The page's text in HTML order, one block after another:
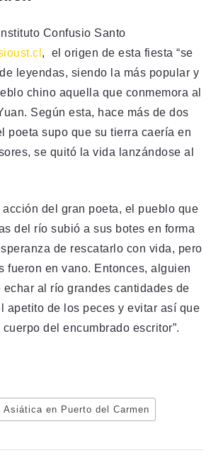
Confusio Santo
, el origen de esta fiesta “se
leyendas, siendo la más popular y
chino aquella que conmemora al
Según esta, hace más de dos
poeta supo que su tierra caería en
se quitó la vida lanzándose al
acción del gran poeta, el pueblo que
del río subió a sus botes en forma
de rescatarlo con vida, pero
fueron en vano. Entonces, alguien
al río grandes cantidades de
apetito de los peces y evitar así que
del encumbrado escritor”.
Asiática en Puerto del Carmen